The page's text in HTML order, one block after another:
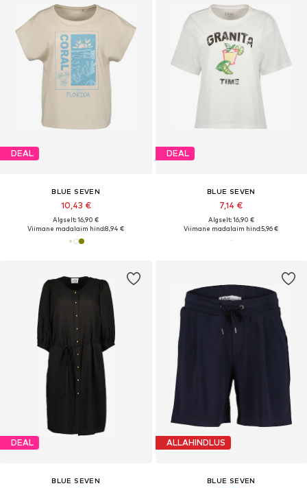
DEAL
BLUE SEVEN
10,43 €
Algselt: 16,90 €
Viimane madalaim hind:8,94 €
DEAL
BLUE SEVEN
7,14 €
Algselt: 16,90 €
Viimane madalaim hind:5,96 €
DEAL
BLUE SEVEN
ALLAHINDLUS
BLUE SEVEN